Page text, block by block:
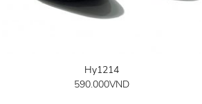
Hy1214
590.000VND